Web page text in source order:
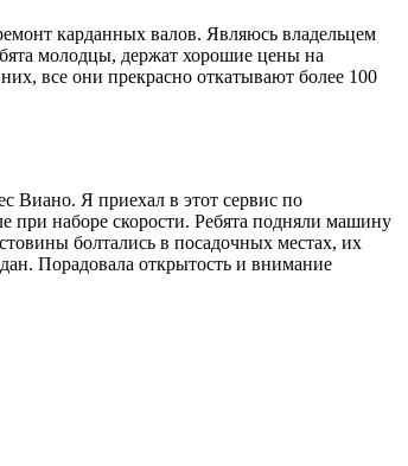
карданных валов. Являюсь владельцем
молодцы, держат хорошие цены на
все они прекрасно откатывают более 100
Виано. Я приехал в этот сервис по
при наборе скорости. Ребята подняли машину
болтались в посадочных местах, их
Порадовала открытость и внимание